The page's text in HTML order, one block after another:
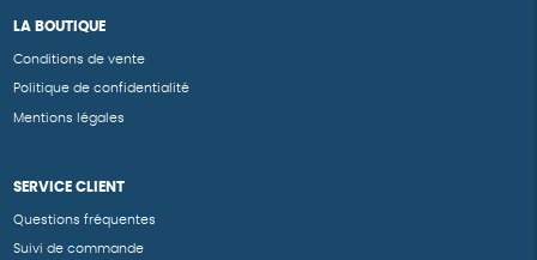
LA BOUTIQUE
Conditions de vente
Politique de confidentialité
Mentions légales
SERVICE CLIENT
Questions fréquentes
Suivi de commande